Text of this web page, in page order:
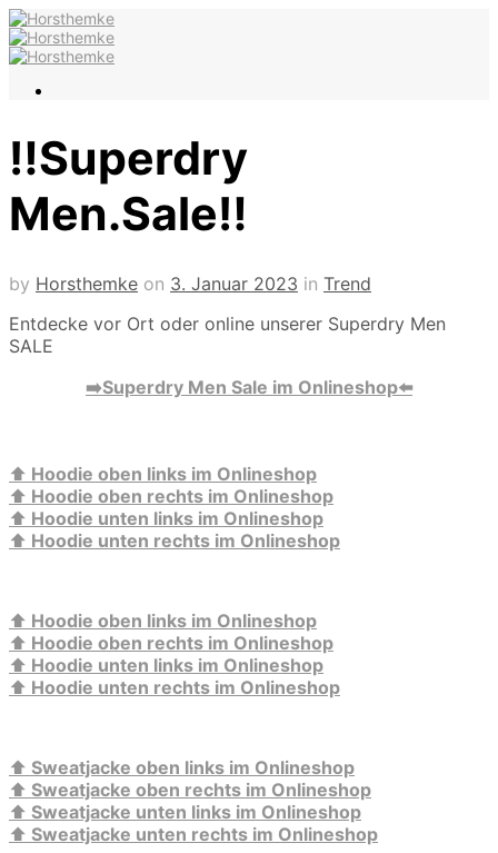
‼️Superdry
Men.Sale‼️
by Horsthemke on 3. Januar 2023 in Trend
Entdecke vor Ort oder online unserer Superdry Men
SALE
➡️Superdry Men Sale im Onlineshop⬅️
⬆️ Hoodie oben links im Onlineshop
⬆️ Hoodie oben rechts im Onlineshop
⬆️ Hoodie unten links im Onlineshop
⬆️ Hoodie unten rechts im Onlineshop
⬆️ Hoodie oben links im Onlineshop
⬆️ Hoodie oben rechts im Onlineshop
⬆️ Hoodie unten links im Onlineshop
⬆️ Hoodie unten rechts im Onlineshop
⬆️ Sweatjacke oben links im Onlineshop
⬆️ Sweatjacke oben rechts im Onlineshop
⬆️ Sweatjacke unten links im Onlineshop
⬆️ Sweatjacke unten rechts im Onlineshop